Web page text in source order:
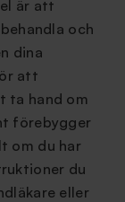
är att
och
dina
att
ta hand om
förebygger
om du har
du
eller